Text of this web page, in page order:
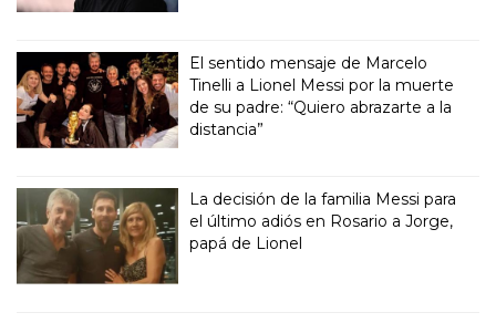
El sentido mensaje de Marcelo
Tinelli a Lionel Messi por la muerte
de su padre: “Quiero abrazarte a la
distancia”
La decisión de la familia Messi para
el último adiós en Rosario a Jorge,
papá de Lionel